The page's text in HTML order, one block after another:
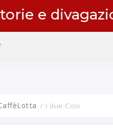
e
/ I due Cosi